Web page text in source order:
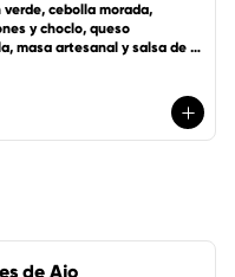
verde, cebolla morada,
y choclo, queso
masa artesanal y salsa de
de Ajo